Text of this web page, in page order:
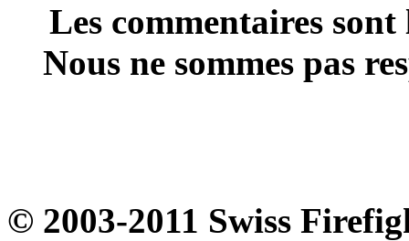
Les commentaires
Nous ne sommes pas
© 2003-2011 Swiss